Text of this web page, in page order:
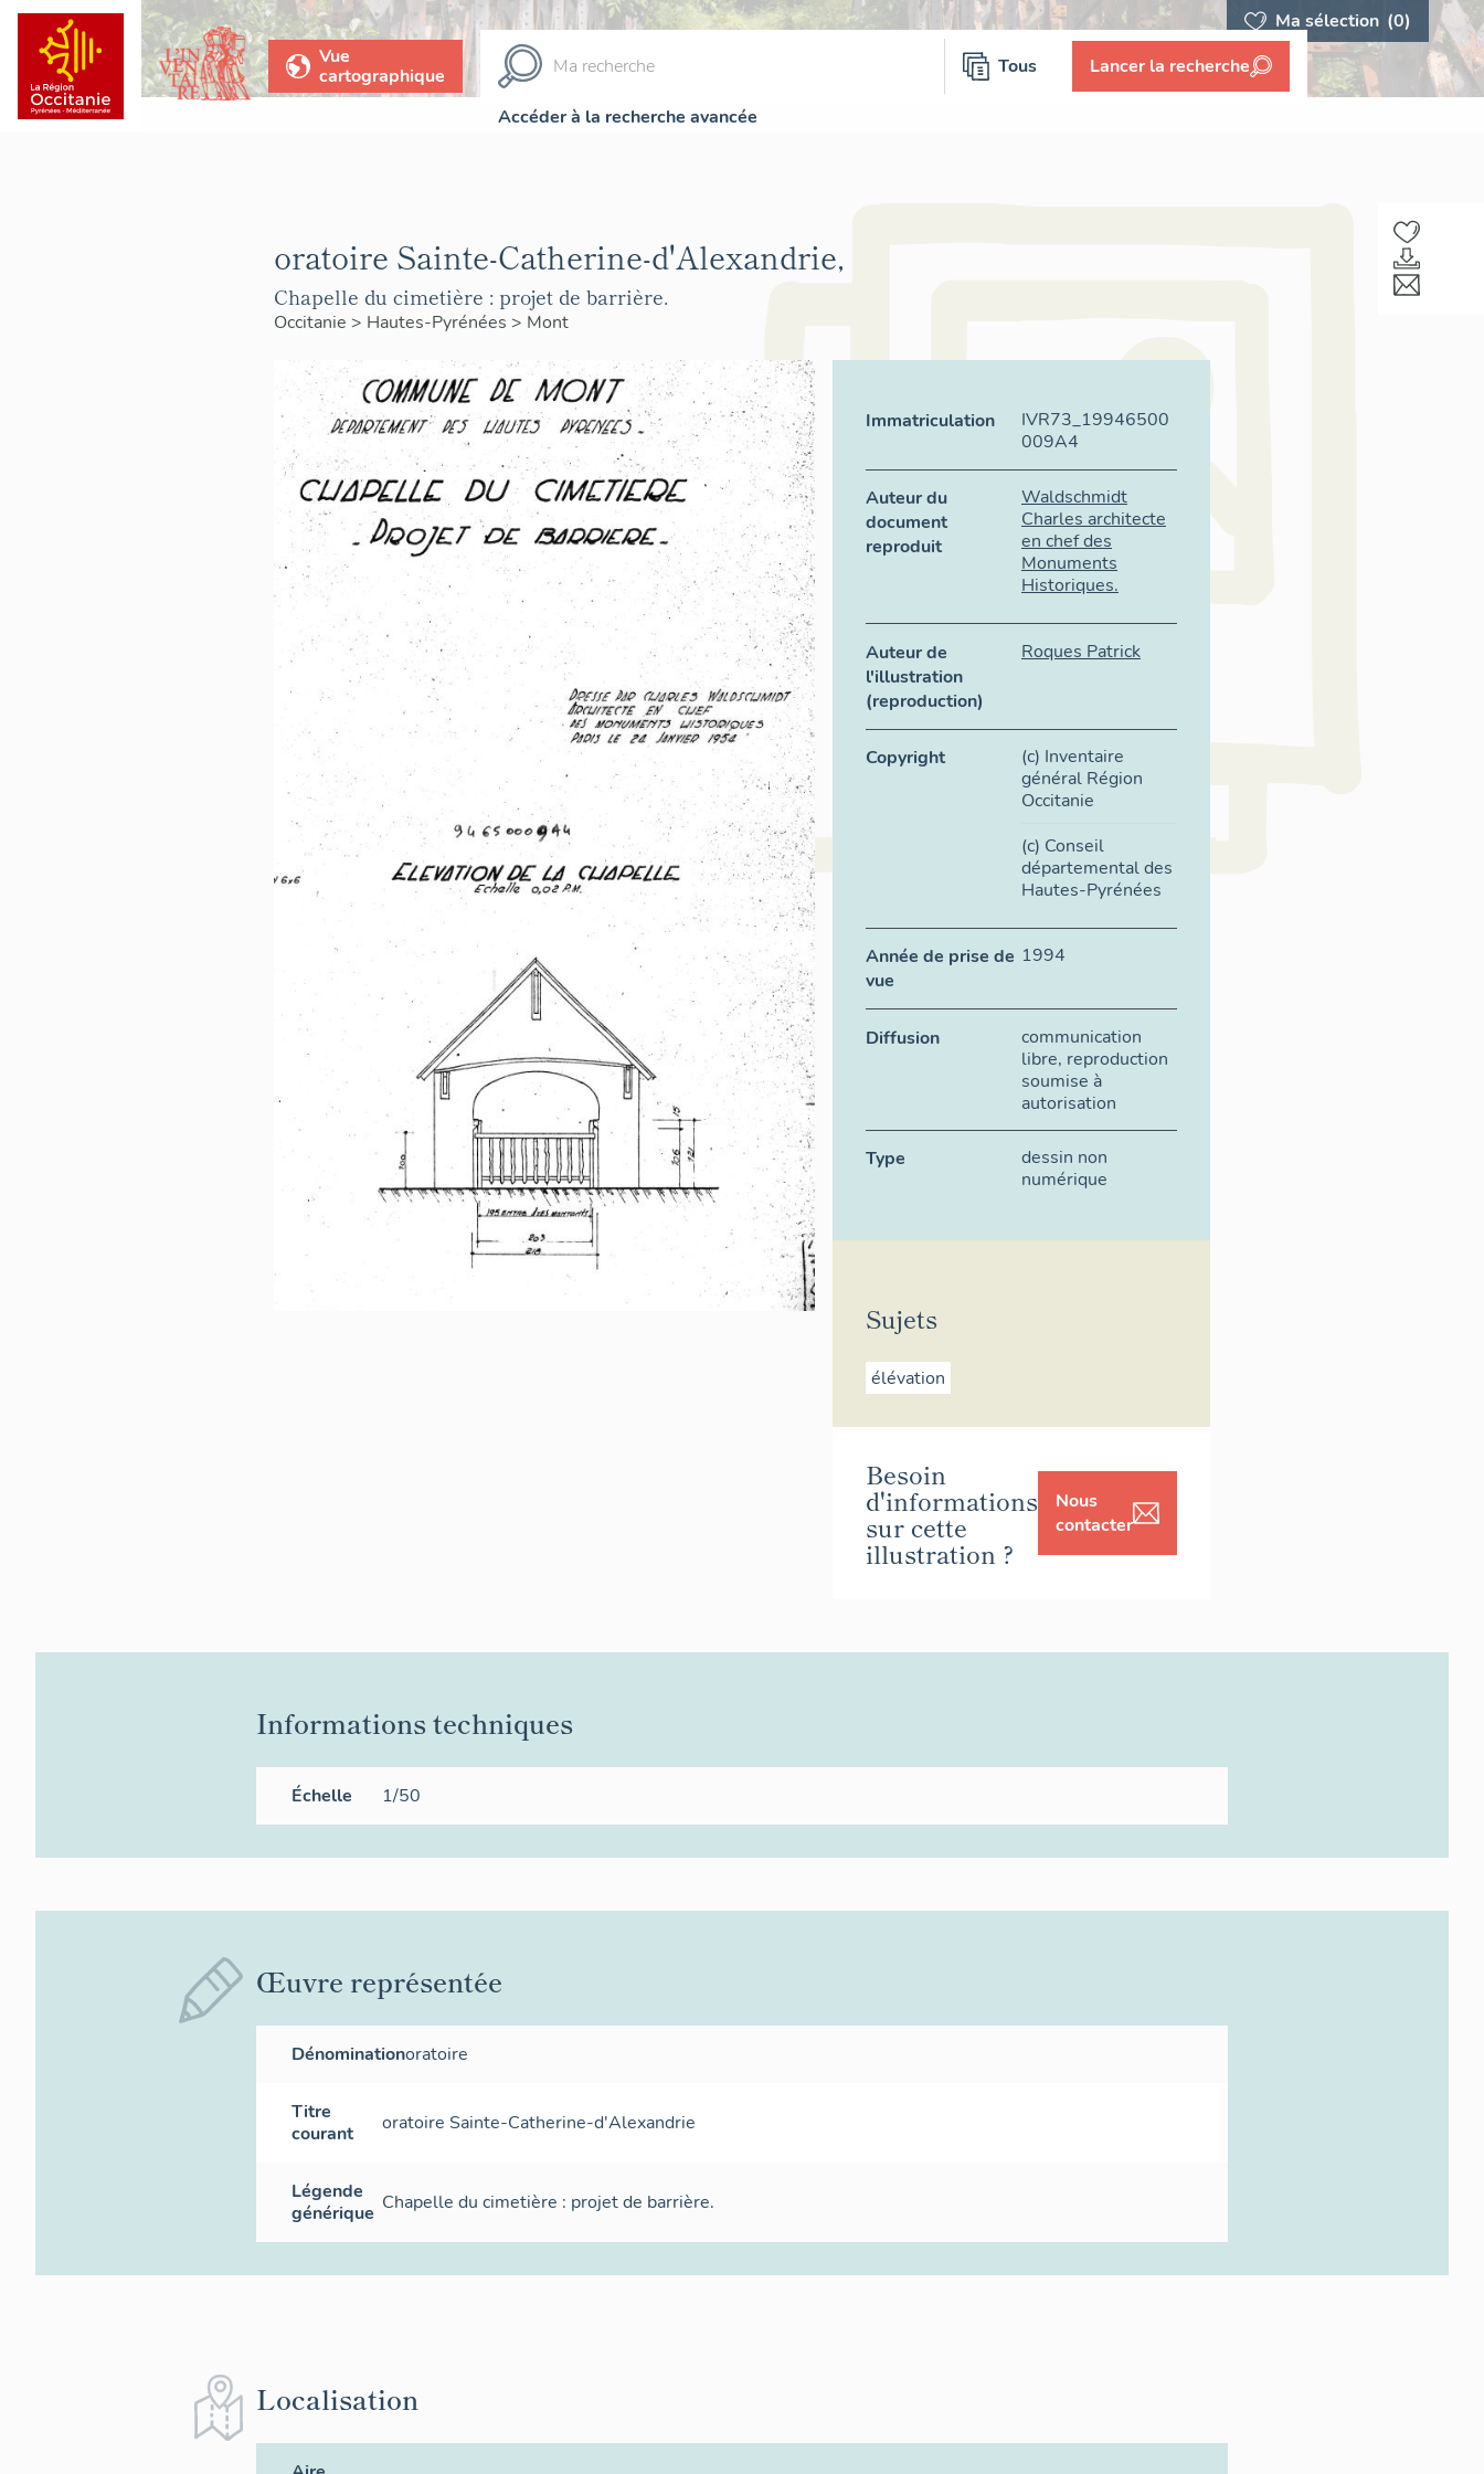
Ma sélection (0)
Vue
cartographique
Tous Lancer la recherche
Accéder à la recherche avancée
oratoire Sainte-Catherine-d'Alexandrie,
Chapelle du cimetière : projet de barrière.
Occitanie > Hautes-Pyrénées > Mont
Immatriculation
IVR73_19946500
009A4
Auteur du
document
reproduit
Waldschmidt
Charles architecte
en chef des
Monuments
Historiques.
Auteur de
l'illustration
(reproduction)
Roques Patrick
Copyright
(c) Inventaire
général Région
Occitanie
(c) Conseil
départemental des
Hautes-Pyrénées
Année de prise de
vue
1994
Diffusion
communication
libre, reproduction
soumise à
autorisation
Type
dessin non
numérique
Sujets
élévation
Besoin
d'informations
sur cette
illustration ?
Nous
contacter
Informations techniques
Échelle 1/50
Œuvre représentée
Dénominationoratoire
Titre
courant
oratoire Sainte-Catherine-d'Alexandrie
Légende
générique Chapelle du cimetière : projet de barrière.
Localisation